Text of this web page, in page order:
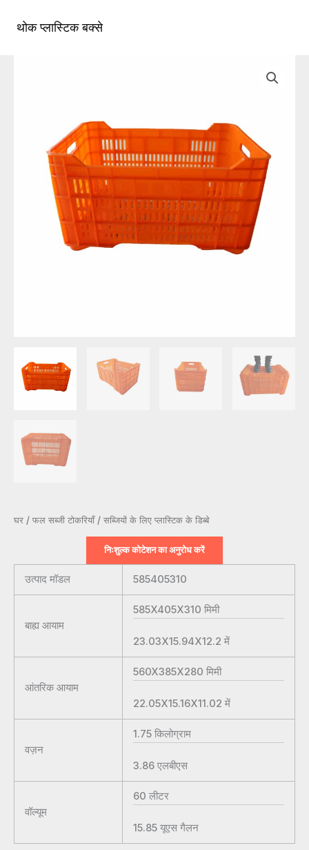
थोक प्लास्टिक बक्से
घर / फल सब्जी टोकरियाँ/ सब्जियों के लिए प्लास्टिक के डिब्बे
निःशुल्क कोटेशन का अनुरोध करें
उत्पाद मॉडल 585405310
बाह्य आयाम
585X405X310 मिमी
23.03X15.94X12.2 में
आंतरिक आयाम
560X385X280 मिमी
22.05X15.16X11.02 में
वज़न
1.75 किलोग्राम
3.86 एलबीएस
वॉल्यूम
60 लीटर
15.85 यूएस गैलन